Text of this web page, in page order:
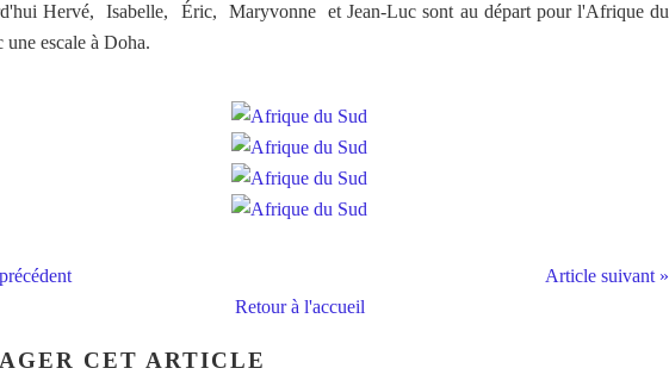
Hervé, Isabelle, Éric, Maryvonne et Jean-Luc sont au départ pour l'Afrique du
une escale à Doha.
Article suivant »
Retour à l'accueil
CET ARTICLE